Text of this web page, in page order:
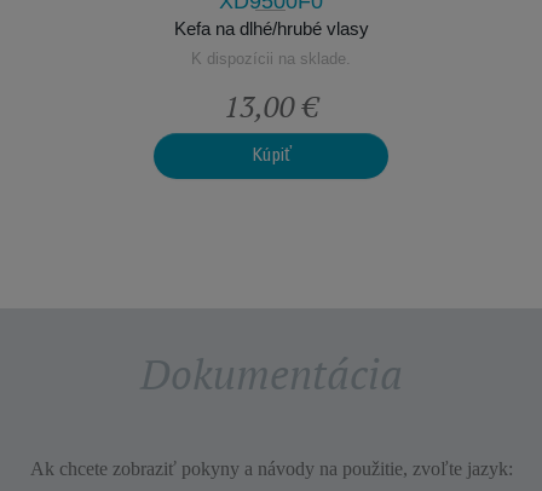
Kefa na dlhé/hrubé vlasy
K dispozícii na sklade.
13,00 €
Kúpiť
Dokumentácia
Ak chcete zobraziť pokyny a návody na použitie, zvoľte jazyk: